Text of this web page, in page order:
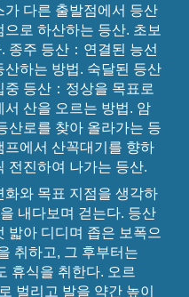
다른 출발점에서 등산
로 하산하는 등산. 초보
종주 등산：연결된 능선
하는 방법. 숙달된 등산
등산：정상을 목표로
산을 오르는 방법. 암
산로를 찾아 올라가는 등
에서 산꼭대기를 향하
전진하여 나가는 등산.
와 목표 지점을 생각하
내다보며 걷는다. 등산
밟아 디디며 좁은 보폭으
취하고, 그 후부터는
휴식을 취한다. 오르
벌리고 발을 약간 높이